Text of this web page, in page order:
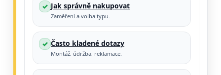
✓ Jak správně nakupovat
Zaměření a volba typu.
✓ Často kladené dotazy
Montáž, údržba, reklamace.